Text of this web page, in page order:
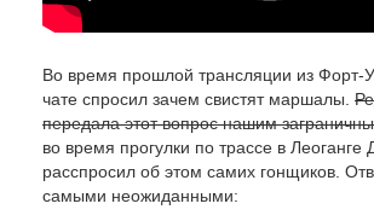
Во время прошлой трансляции из Форт-
чате спросил зачем свистят маршалы.
передала этот вопрос нашим
во время прогулки по трассе в Леоганге
расспросил об этом самих гонщиков.
самыми неожиданными: